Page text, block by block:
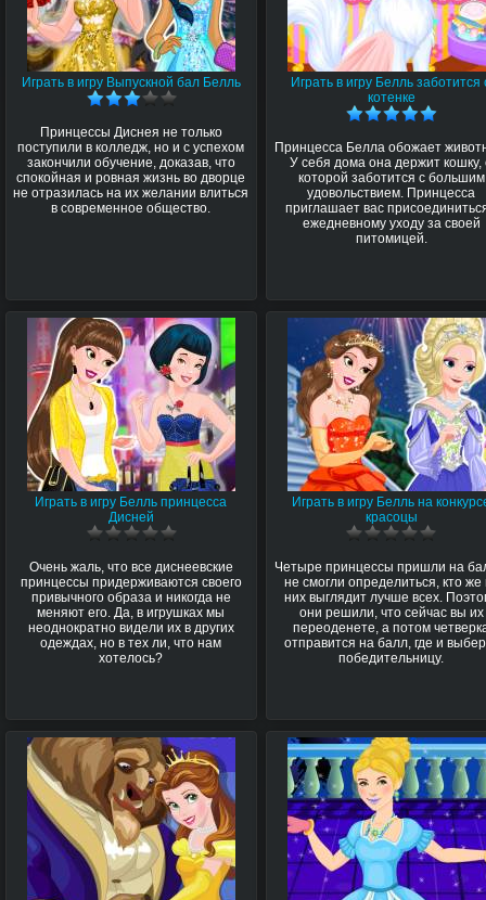
Играть в игру Выпускной бал Белль
Принцессы Диснея не только
поступили в колледж, но и с успехом
закончили обучение, доказав, что
спокойная и ровная жизнь во дворце
не отразилась на их желании влиться
в современное общество.
Играть в игру Белль заботится
котенке
Принцесса Белла обожает
У себя дома она держит кошку,
которой заботится с большим
удовольствием. Принцесса
приглашает вас
ежедневному уходу за своей
питомицей.
Играть в игру Белль принцесса
Дисней
Очень жаль, что все диснеевские
принцессы придерживаются своего
привычного образа и никогда не
меняют его. Да, в игрушках мы
неоднократно видели их в других
одеждах, но в тех ли, что нам
хотелось?
Играть в игру Белль на
красоцы
Четыре принцессы пришли на
не смогли определиться, кто же
них выглядит лучше всех.
они решили, что сейчас вы их
переоденете, а потом
отправится на балл, где и
победительницу.